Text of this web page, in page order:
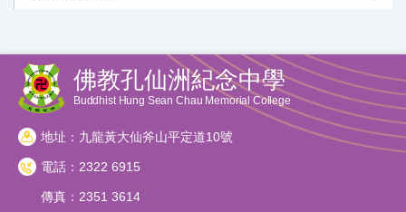
佛教孔仙洲紀念中學
Buddhist Hung Sean Chau Memorial College
地址：九龍黃大仙斧山平定道10號
電話：2322 6915
傳真：2351 3614